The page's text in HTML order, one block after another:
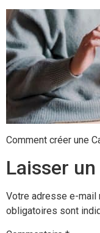
Comment créer une
Laisser
Votre adresse e-mail
obligatoires sont